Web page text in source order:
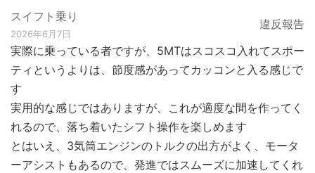
スイフト乗り
2026年6月7日
違反報告
実際に乗っている者ですが、5MTはスコスコ入れてスポー
ティというよりは、節度感があってカッコンと入る感じで
す
実用的な感じではありますが、これが適度な間を作ってく
れるので、落ち着いたシフト操作を楽しめます
とはいえ、3気筒エンジンのトルクの出方がよく、モータ
ーアシストもあるので、発進ではスムーズに加速してくれ